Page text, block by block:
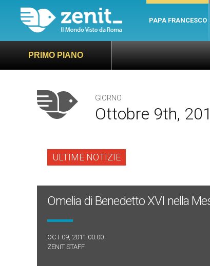
PAPA FRANCESCO
PRIMO PIANO
GIORNO
Ottobre 9th,
ULTIME NOTIZIE
Omelia di Benedetto XVI nella
OCT 09, 2011 00:00
ZENIT STAFF